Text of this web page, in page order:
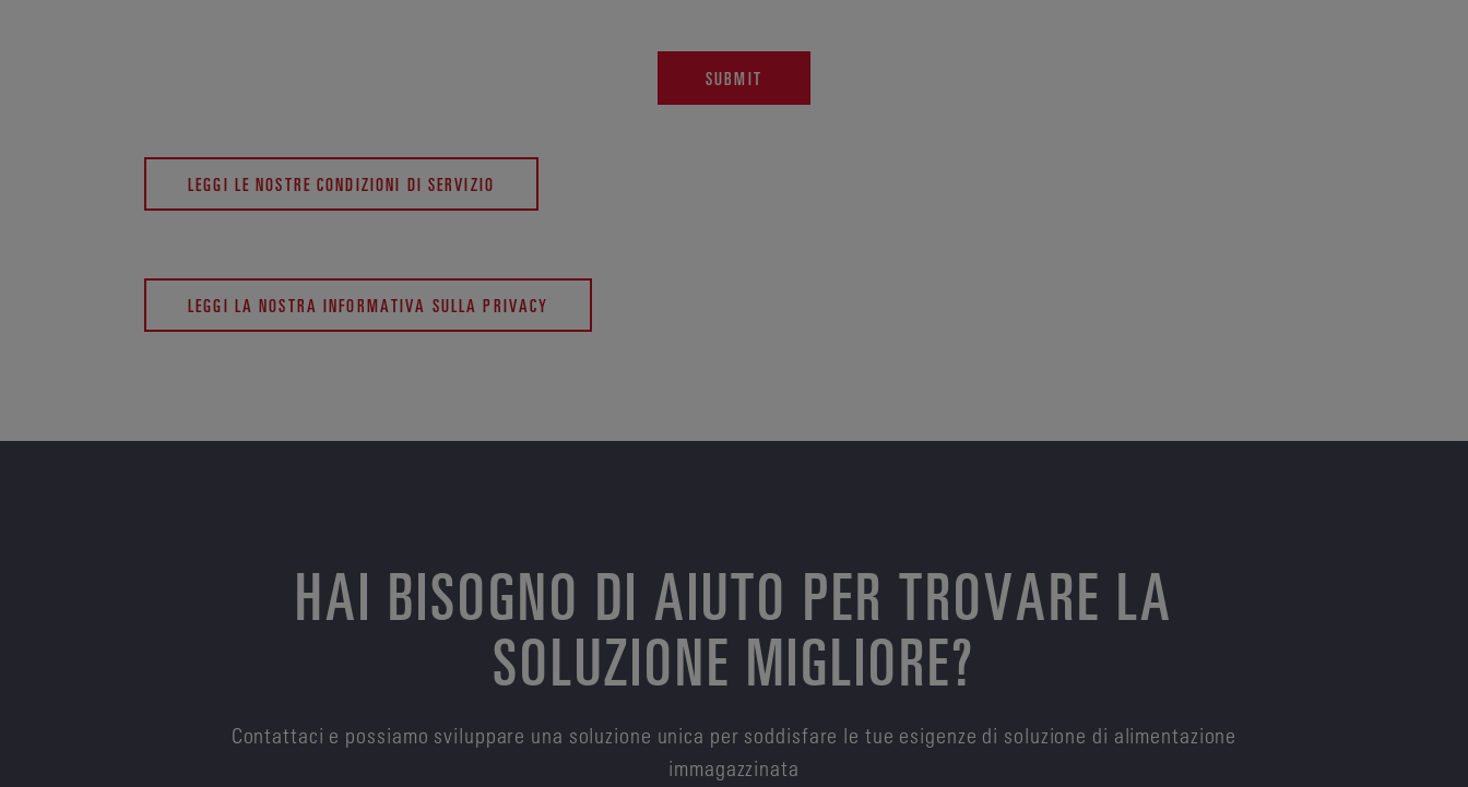
SUBMIT
LEGGI LE NOSTRE CONDIZIONI DI SERVIZIO
LEGGI LA NOSTRA INFORMATIVA SULLA PRIVACY
HAI BISOGNO DI AIUTO PER TROVARE LA
SOLUZIONE MIGLIORE?
Contattaci e possiamo sviluppare una soluzione unica per soddisfare le tue esigenze di soluzione di alimentazione
immagazzinata